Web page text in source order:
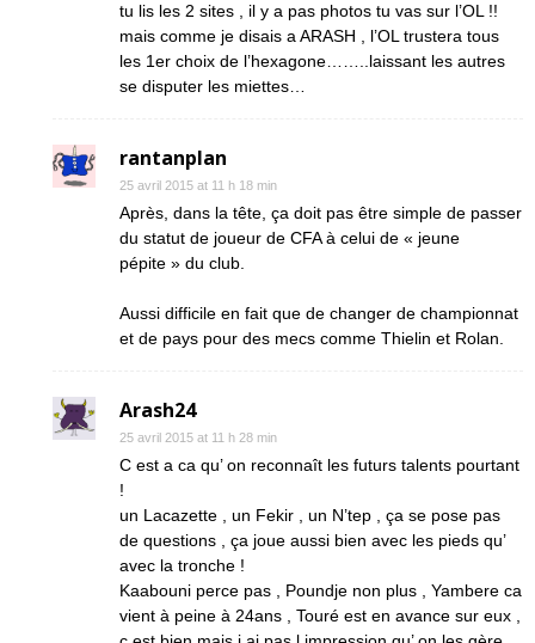
tu lis les 2 sites , il y a pas photos tu vas sur l’OL !!
mais comme je disais a ARASH , l’OL trustera tous
les 1er choix de l’hexagone……..laissant les autres
se disputer les miettes…
rantanplan
25 avril 2015 at 11 h 18 min
Après, dans la tête, ça doit pas être simple de passer
du statut de joueur de CFA à celui de « jeune
pépite » du club.
Aussi difficile en fait que de changer de championnat
et de pays pour des mecs comme Thielin et Rolan.
Arash24
25 avril 2015 at 11 h 28 min
C est a ca qu’ on reconnaît les futurs talents pourtant
!
un Lacazette , un Fekir , un N’tep , ça se pose pas
de questions , ça joue aussi bien avec les pieds qu’
avec la tronche !
Kaabouni perce pas , Poundje non plus , Yambere ca
vient à peine à 24ans , Touré est en avance sur eux ,